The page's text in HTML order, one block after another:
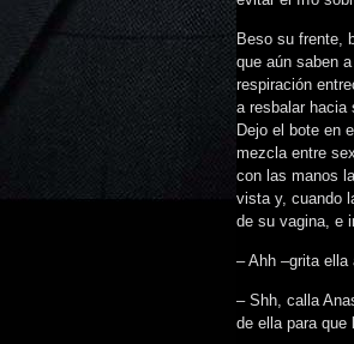
Beso su frente,
que aún saben
respiración
a resbalar hacia
Dejo el bote en
mezcla entre
con las manos
vista y, cuando
de su vagina, e
– Ahh –grita ella
– Shh, calla
de ella para que